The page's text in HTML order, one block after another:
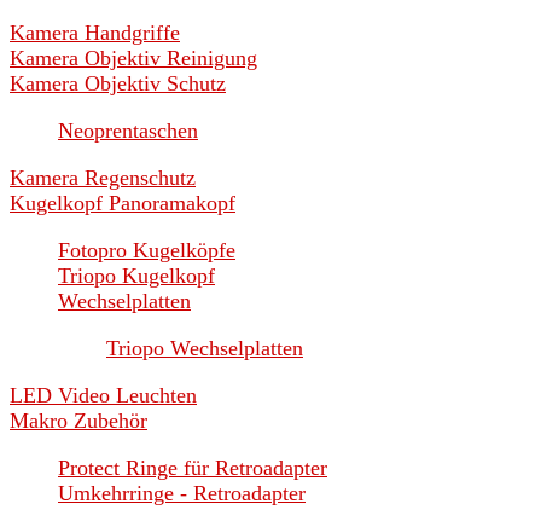
Kamera Handgriffe
Kamera Objektiv Reinigung
Kamera Objektiv Schutz
Neoprentaschen
Kamera Regenschutz
Kugelkopf Panoramakopf
Fotopro Kugelköpfe
Triopo Kugelkopf
Wechselplatten
Triopo Wechselplatten
LED Video Leuchten
Makro Zubehör
Protect Ringe für Retroadapter
Umkehrringe - Retroadapter